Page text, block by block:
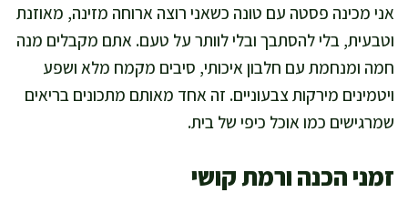
אני מכינה פסטה עם טונה כשאני רוצה ארוחה מזינה, מאוזנת
וטבעית, בלי להסתבך ובלי לוותר על טעם. אתם מקבלים מנה
חמה ומנחמת עם חלבון איכותי, סיבים מקמח מלא ושפע
ויטמינים מירקות צבעוניים. זה אחד מאותם מתכונים בריאים
שמרגישים כמו אוכל כיפי של בית.
זמני הכנה ורמת קושי